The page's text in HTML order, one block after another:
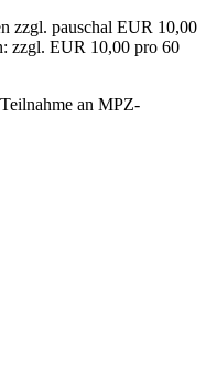
zzgl. pauschal EUR 10,00
zzgl. EUR 10,00 pro 60
an MPZ-